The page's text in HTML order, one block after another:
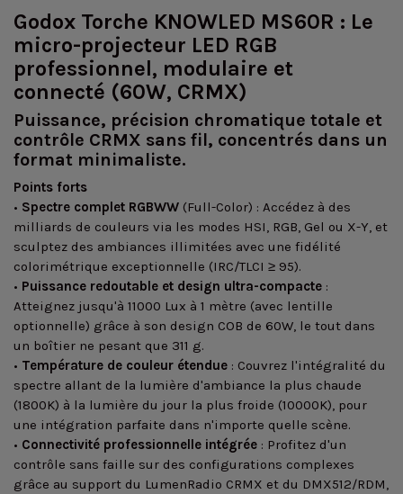
Godox Torche KNOWLED MS60R : Le
micro-projecteur LED RGB
professionnel, modulaire et
connecté (60W, CRMX)
Puissance, précision chromatique totale et
contrôle CRMX sans fil, concentrés dans un
format minimaliste.
Points forts
• Spectre complet RGBWW (Full-Color) : Accédez à des
milliards de couleurs via les modes HSI, RGB, Gel ou X-Y, et
sculptez des ambiances illimitées avec une fidélité
colorimétrique exceptionnelle (IRC/TLCI ≥ 95).
• Puissance redoutable et design ultra-compacte :
Atteignez jusqu'à 11000 Lux à 1 mètre (avec lentille
optionnelle) grâce à son design COB de 60W, le tout dans
un boîtier ne pesant que 311 g.
• Température de couleur étendue : Couvrez l'intégralité du
spectre allant de la lumière d'ambiance la plus chaude
(1800K) à la lumière du jour la plus froide (10000K), pour
une intégration parfaite dans n'importe quelle scène.
• Connectivité professionnelle intégrée : Profitez d'un
contrôle sans faille sur des configurations complexes
grâce au support du LumenRadio CRMX et du DMX512/RDM,